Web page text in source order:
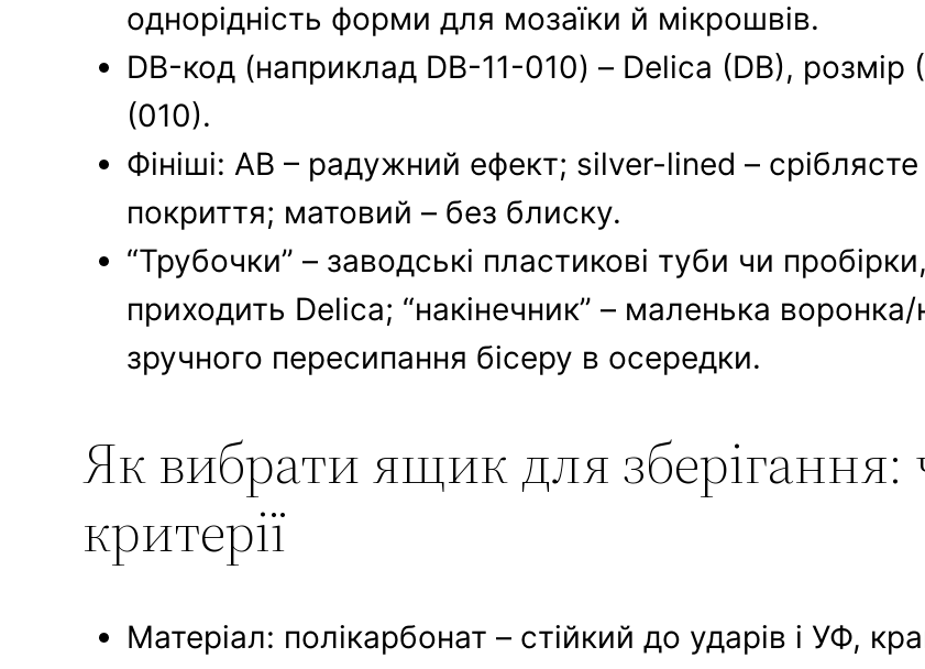
однорідність форми для мозаїки й мікрошвів.
DB-код (наприклад DB-11-010) – Delica (DB), розмір
(010).
Фініші: AB – радужний ефект; silver-lined –
покриття; матовий – без блиску.
“Трубочки” – заводські пластикові туби чи
приходить Delica; “накінечник” – маленька
зручного пересипання бісеру в осередки.
Як вибрати ящик для зберігання:
критерії
Матеріал: полікарбонат – стійкий до ударів і УФ,